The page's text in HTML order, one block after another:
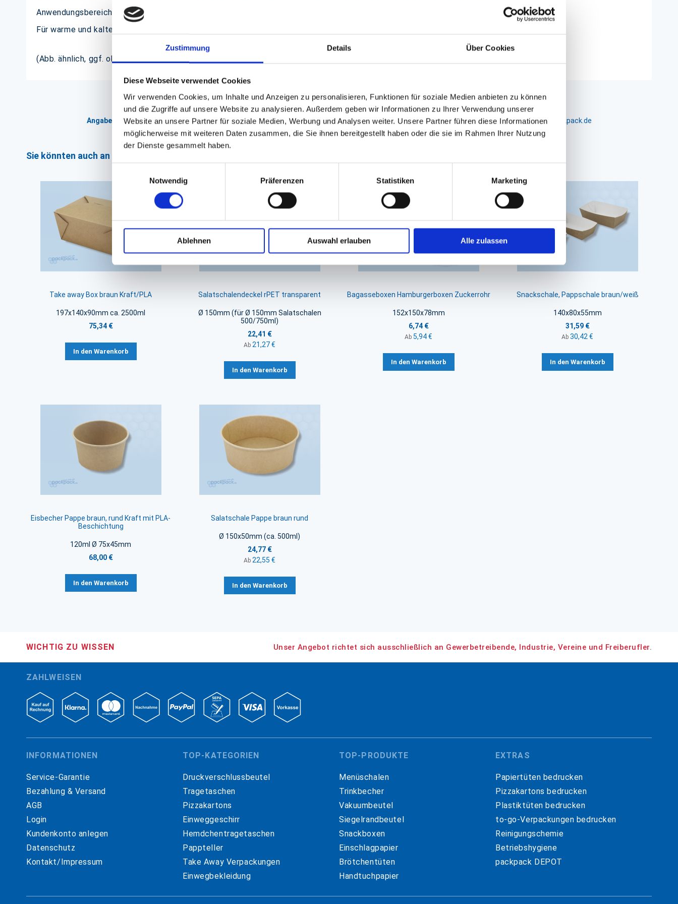
Zustimmung Details Über Cookies
Diese Webseite verwendet Cookies
Wir verwenden Cookies, um Inhalte und Anzeigen zu personalisieren, Funktionen für soziale Medien anbieten zu können
und die Zugriffe auf unsere Website zu analysieren. Außerdem geben wir Informationen zu Ihrer Verwendung unserer
Website an unsere Partner für soziale Medien, Werbung und Analysen weiter. Unsere Partner führen diese Informationen
möglicherweise mit weiteren Daten zusammen, die Sie ihnen bereitgestellt haben oder die sie im Rahmen Ihrer Nutzung
der Dienste gesammelt haben.
Notwendig
Präferenzen Statistiken Marketing
Ablehnen Auswahl erlauben Alle zulassen
Anwendungsbereich: Kino, Gastronomie, Catering, Lieferservice, Supermärkte, Feinkostläden, Bioläden etc.
Für warme und kalte Speisen wie zum Beispiel: Pommes, Nudelgerichte, Sushi, Fingerfood, Nachos etc.
(Abb. ähnlich, ggf. ohne Dekoration)
Angaben zur Informationspflichten der GPSR Produktsicherheitsverordnung:packpack.de GmbH, Am Bullhamm 24-26, D-26441 Jever, info@packpack.de
Sie könnten auch an folgenden Artikeln interessiert sein
Take away Box braun Kraft/PLA
197x140x90mm ca. 2500ml
75,34 €
In den Warenkorb
Salatschalendeckel rPET transparent
Ø 150mm (für Ø 150mm Salatschalen
500/750ml)
22,41 €
Ab 21,27 €
In den Warenkorb
Bagasseboxen Hamburgerboxen Zuckerrohr
152x150x78mm
6,74 €
Ab 5,94 €
In den Warenkorb
Snackschale, Pappschale braun/weiß
140x80x55mm
31,59 €
Ab 30,42 €
In den Warenkorb
Eisbecher Pappe braun, rund Kraft mit PLA-
Beschichtung
120ml Ø 75x45mm
68,00 €
In den Warenkorb
Salatschale Pappe braun rund
Ø 150x50mm (ca. 500ml)
24,77 €
Ab 22,55 €
In den Warenkorb
WICHTIG ZU WISSEN Unser Angebot richtet sich ausschließlich an Gewerbetreibende, Industrie, Vereine und Freiberufler.
ZAHLWEISEN
INFORMATIONEN
Service-Garantie
Bezahlung & Versand
AGB
Login
Kundenkonto anlegen
Datenschutz
Kontakt/Impressum
TOP-KATEGORIEN
Druckverschlussbeutel
Tragetaschen
Pizzakartons
Einweggeschirr
Hemdchentragetaschen
Pappteller
Take Away Verpackungen
Einwegbekleidung
TOP-PRODUKTE
Menüschalen
Trinkbecher
Vakuumbeutel
Siegelrandbeutel
Snackboxen
Einschlagpapier
Brötchentüten
Handtuchpapier
EXTRAS
Papiertüten bedrucken
Pizzakartons bedrucken
Plastiktüten bedrucken
to-go-Verpackungen bedrucken
Reinigungschemie
Betriebshygiene
packpack DEPOT